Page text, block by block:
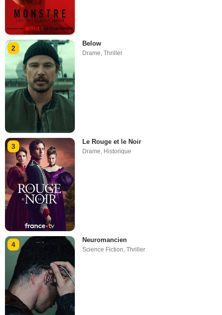
2
Below
Drame ,Thriller
3
Le Rouge et le Noir
Drame, Historique
4
Neuromancien
Science Fiction,Thriller